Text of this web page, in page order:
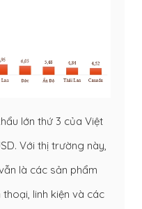
lớn thứ 3 của Việt
Với thị trường này,
là các sản phẩm
linh kiện và các